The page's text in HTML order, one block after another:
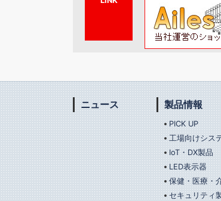
ニュース 製品情報
PICK UP
工場向けシス
IoT・DX製品
LED表示器
保健・医療・
セキュリティ